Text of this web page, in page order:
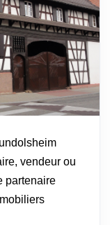
vendeur ou
partenaire